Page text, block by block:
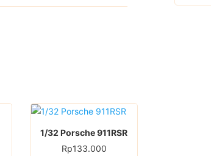
1/32 Porsche 911RSR
Rp133.000